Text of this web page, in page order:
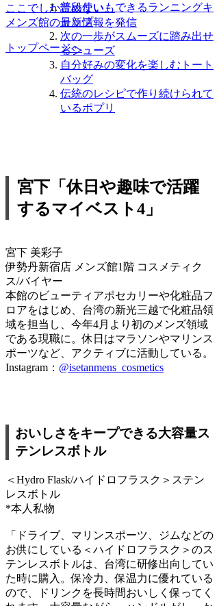
普段使いもできるランニングキ
ャップ
次の一歩がスムーズに踏み出せ
るシューズ
自分好みの変化を楽しむトート
バッグ
伝統のレシピで作り続けられて
いるポプリ
宮下「休日や趣味で活躍
するマイベスト4」
宮下 美彩子
伊勢丹新宿店 メンズ館1階 コスメティク
ス/バイヤー
本館のビューティアポセカリーや化粧品フ
ロアをはじめ、台湾の新光三越で化粧品領
域を担当し、今年4月より初のメンズ領域
である現職に。休日はマラソンやマリンス
ポーツなど、アクティブに活動している。
Instagram： @isetanmens_cosmetics
おいしさをキープできる大容量ス
テンレスボトル
＜Hydro Flask/ハイドロフラスク＞ステン
レスボトル
*本人私物
「ドライブ、マリンスポーツ、ジムなどの
お供にしている＜ハイドロフラスク＞のス
テンレスボトルは、台湾に研修出向してい
た時に購入。保冷力、保温力に優れている
ので、ドリンクを長時間おいしく保ってく
ここでしか読めない、
メンズ館の最新情報を発信
トップページへ